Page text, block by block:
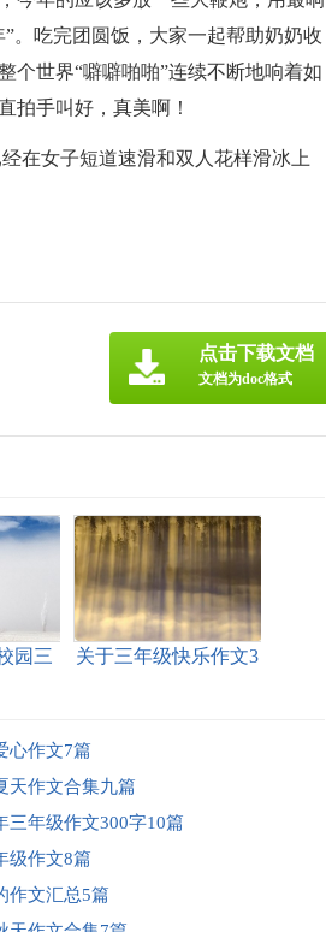
。吃完团圆饭，大家一起帮助奶奶收
个世界“噼噼啪啪”连续不断地响着如
拍手叫好，真美啊！
在女子短道速滑和双人花样滑冰上
点击下载文档
文档为doc格式
园三
关于三年级快乐作文3
心作文7篇
天作文合集九篇
三年级作文300字10篇
级作文8篇
作文汇总5篇